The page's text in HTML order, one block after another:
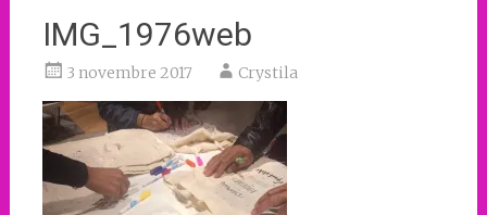
IMG_1976web
3 novembre 2017 Crystila